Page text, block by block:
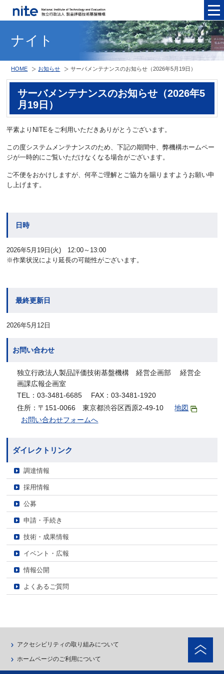
ナイト
HOME お知らせ サーバメンテナンスのお知らせ（2026年5月19日）
サーバメンテナンスのお知らせ（2026年5
月19日）
平素よりNITEをご利用いただきありがとうございます。
この度システムメンテナンスのため、下記の期間中、弊機構ホームペー
ジが一時的にご覧いただけなくなる場合がございます。
ご不便をおかけしますが、何卒ご理解とご協力を賜りますようお願い申
し上げます。
日時
2026年5月19日(火) 12:00～13:00
※作業状況により延長の可能性がございます。
最終更新日
2026年5月12日
お問い合わせ
独立行政法人製品評価技術基盤機構 経営企画部 経営企
画課広報企画室
TEL：03-3481-6685 FAX：03-3481-1920
住所：〒151-0066 東京都渋谷区西原2-49-10
地図
お問い合わせフォームへ
ダイレクトリンク
調達情報
採用情報
公募
申請・手続き
技術・成果情報
イベント・広報
情報公開
よくあるご質問
アクセシビリティの取り組みについて
ホームページのご利用について